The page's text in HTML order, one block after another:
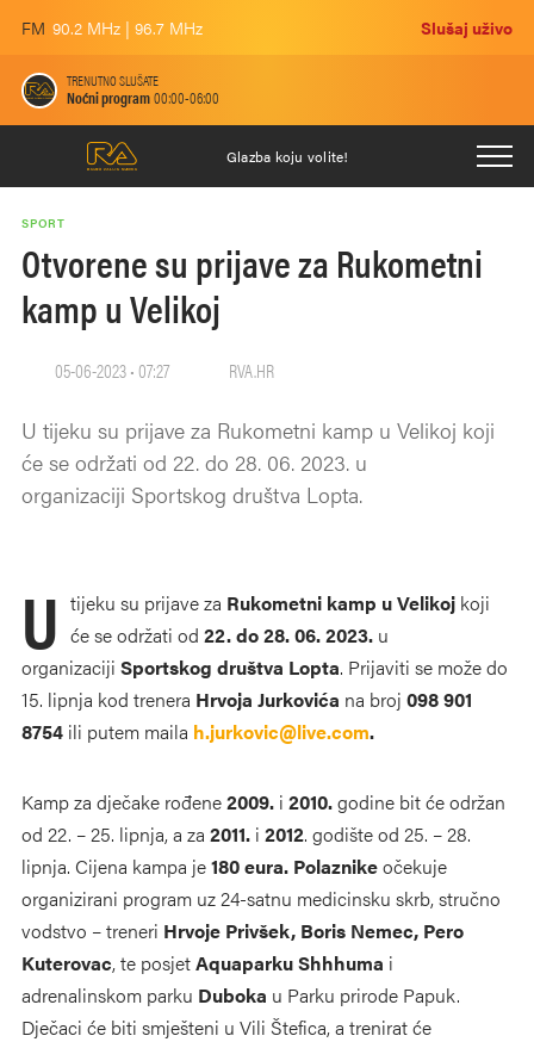
FM 90.2 MHz | 96.7 MHz Slušaj uživo
TRENUTNO SLUŠATE
Noćni program00:00-06:00
Glazba koju volite!
SPORT
Otvorene su prijave za Rukometni
kamp u Velikoj
05-06-2023 • 07:27 RVA.HR
U tijeku su prijave za Rukometni kamp u Velikoj koji
će se održati od 22. do 28. 06. 2023. u
organizaciji Sportskog društva Lopta.
U tijeku su prijave za Rukometni kamp u Velikoj koji
će se održati od 22. do 28. 06. 2023. u
organizaciji Sportskog društva Lopta. Prijaviti se može do
15. lipnja kod trenera Hrvoja Jurkovića na broj 098 901
8754 ili putem maila h.jurkovic@live.com.
Kamp za dječake rođene2009. i 2010.godine bit će održan
od 22. – 25. lipnja, a za 2011. i 2012. godište od 25. – 28.
lipnja. Cijena kampa je180 eura. Polaznikeočekuje
organizirani program uz 24-satnu medicinsku skrb, stručno
vodstvo – treneri Hrvoje Privšek, Boris Nemec, Pero
Kuterovac, te posjetAquaparku Shhhuma i
adrenalinskom parku Duboka u Parku prirode Papuk.
Dječaci će biti smješteni u Vili Štefica, a trenirat će